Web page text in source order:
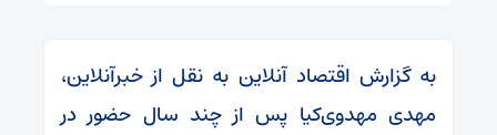
به گزارش اقتصاد آنلاین به نقل از خبرآنلاین،
مهدی مهدوی‌کیا پس از چند سال حضور در